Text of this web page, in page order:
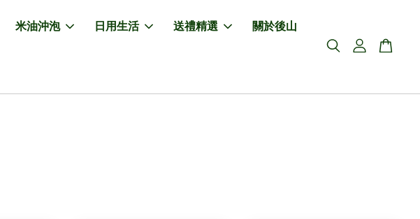
米油沖泡 日用生活 送禮精選 關於後山